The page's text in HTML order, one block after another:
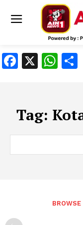
Facebook
X
Tag: